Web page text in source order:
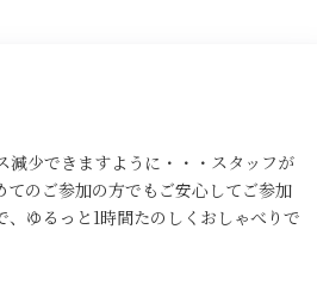
減少できますように・・・スタッフが
のご参加の方でもご安心してご参加
ゆるっと1時間たのしくおしゃべりで